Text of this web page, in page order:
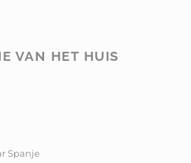
VAN HET HUIS
Spanje